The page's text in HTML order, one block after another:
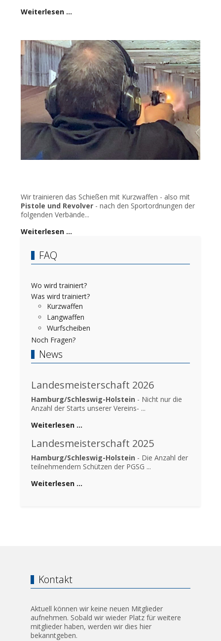
Weiterlesen …
Wir trainieren das Schießen mit Kurzwaffen - also mit
Pistole und Revolver - nach den Sportordnungen der
folgenden Verbände...
Weiterlesen …
FAQ
Wo wird trainiert?
Was wird trainiert?
Kurzwaffen
Langwaffen
Wurfscheiben
Noch Fragen?
News
Landesmeisterschaft 2026
Hamburg/Schleswig-Holstein - Nicht nur die
Anzahl der Starts unserer Vereins- ...
Weiterlesen …
Landesmeisterschaft 2025
Hamburg/Schleswig-Holstein - Die Anzahl der
teilnehmendern Schützen der PGSG ...
Weiterlesen …
Kontakt
Aktuell können wir keine neuen Mitglieder
aufnehmen. Sobald wir wieder Platz für weitere
mitglieder haben, werden wir dies hier
bekanntgeben.